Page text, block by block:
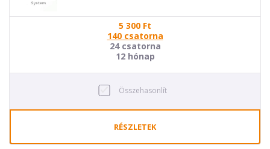
5 300 Ft
140 csatorna
24 csatorna
12 hónap
Összehasonlít
RÉSZLETEK